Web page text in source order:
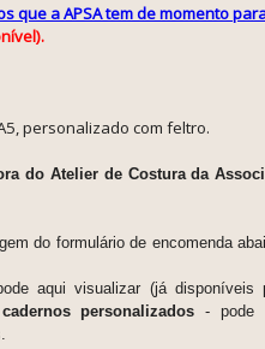
que a APSA tem de momento
personalizado com feltro.
do Atelier de Costura da
do formulário de encomenda
aqui visualizar (já disponíveis
cadernos personalizados - pode